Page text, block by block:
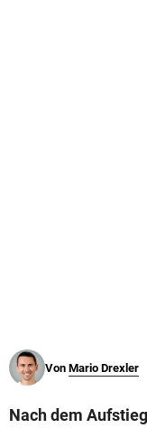
Von Mario Drexler
Nach dem